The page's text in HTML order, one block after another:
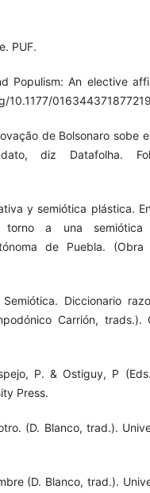
PUF.
Populism: An elective
de Bolsonaro sobe
diz Datafolha.
y semiótica plástica.
torno a una
de Puebla.
Diccionario
Carrión, trads.).
P. & Ostiguy, P
Press.
(D. Blanco, trad.).
(D. Blanco, trad.).